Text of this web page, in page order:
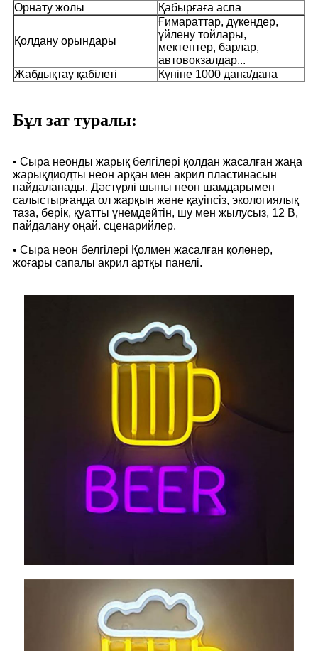
Орнату жолы
Қабырғаға аспа
Қолдану орындары
Ғимараттар, дүкендер,
үйлену тойлары,
мектептер, барлар,
автовокзалдар...
Жабдықтау қабілеті
Күніне 1000 дана/дана
Бұл зат туралы:
• Сыра неонды жарық белгілері қолдан жасалған жаңа
жарықдиодты неон арқан мен акрил пластинасын
пайдаланады. Дәстүрлі шыны неон шамдарымен
салыстырғанда ол жарқын және қауіпсіз, экологиялық
таза, берік, қуатты үнемдейтін, шу мен жылусыз, 12 В,
пайдалану оңай. сценарийлер.
• Сыра неон белгілері Қолмен жасалған қолөнер,
жоғары сапалы акрил артқы панелі.